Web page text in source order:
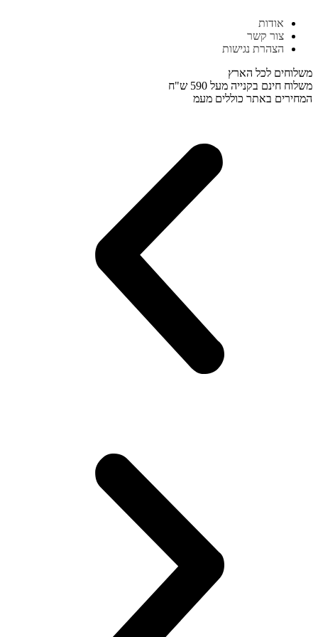
לתוכן
אודות
צור קשר
הצהרת נגישות
משלוחים לכל הארץ
משלוח חינם בקנייה מעל 590 ש"ח
המחירים באתר כוללים מעמ